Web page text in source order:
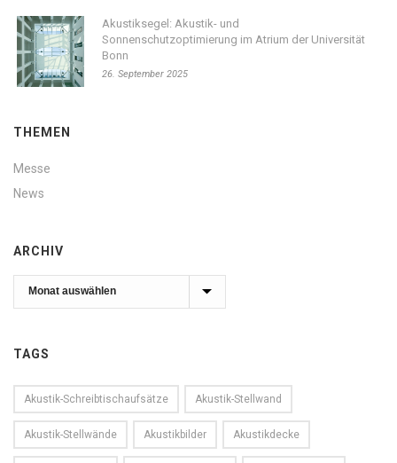
Akustiksegel: Akustik- und
Sonnenschutzoptimierung im Atrium der Universität
Bonn
26. September 2025
THEMEN
Messe
News
ARCHIV
TAGS
Akustik-Schreibtischaufsätze Akustik-Stellwand
Akustik-Stellwände Akustikbilder Akustikdecke